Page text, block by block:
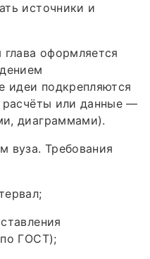
источники и
оформляется
идеи подкрепляются
расчёты или данные —
диаграммами).
вуза. Требования
ГОСТ);